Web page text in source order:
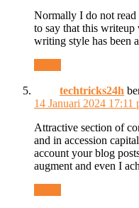
Normally I do not
to say that this
writing style has been
techtricks24h
14 Januari 2024 17:11
Attractive section of
and in accession
account your blog
augment and even I